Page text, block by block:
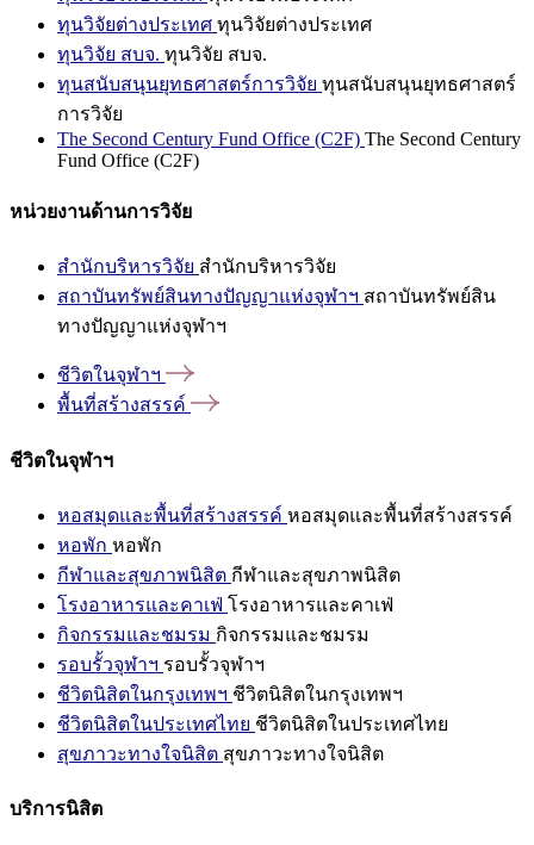
ทุนวิจัยต่างประเทศ ทุนวิจัยต่างประเทศ
ทุนวิจัย สบจ. ทุนวิจัย สบจ.
ทุนสนับสนุนยุทธศาสตร์การวิจัย ทุนสนับสนุนยุทธศาสตร์
การวิจัย
The Second Century Fund Office (C2F) The Second Century
Fund Office (C2F)
หน่วยงานด้านการวิจัย
สำนักบริหารวิจัย สำนักบริหารวิจัย
สถาบันทรัพย์สินทางปัญญาแห่งจุฬาฯ สถาบันทรัพย์สิน
ทางปัญญาแห่งจุฬาฯ
ชีวิตในจุฬาฯ
พื้นที่สร้างสรรค์
ชีวิตในจุฬาฯ
หอสมุดและพื้นที่สร้างสรรค์ หอสมุดและพื้นที่สร้างสรรค์
หอพัก หอพัก
กีฬาและสุขภาพนิสิต กีฬาและสุขภาพนิสิต
โรงอาหารและคาเฟ่ โรงอาหารและคาเฟ่
กิจกรรมและชมรม กิจกรรมและชมรม
รอบรั้วจุฬาฯ รอบรั้วจุฬาฯ
ชีวิตนิสิตในกรุงเทพฯ ชีวิตนิสิตในกรุงเทพฯ
ชีวิตนิสิตในประเทศไทย ชีวิตนิสิตในประเทศไทย
สุขภาวะทางใจนิสิต สุขภาวะทางใจนิสิต
บริการนิสิต